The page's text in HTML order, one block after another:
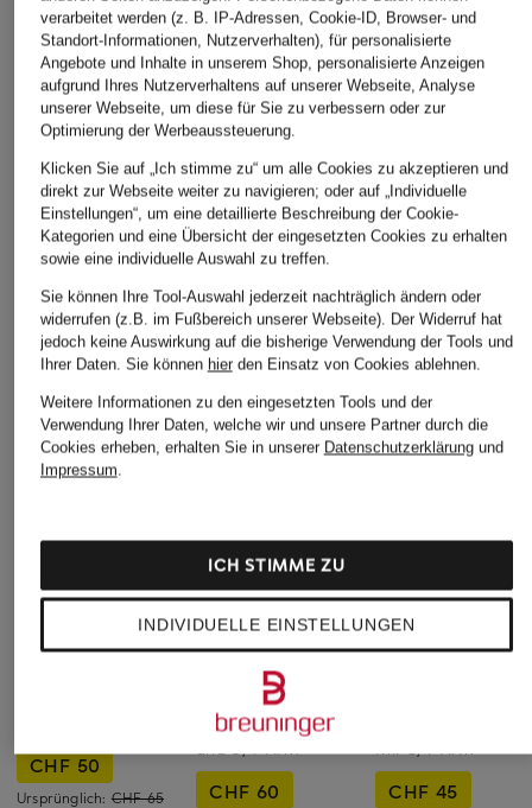
CHF 50
Ursprünglich: CHF 65
Pullover mit Leinen
und 3/4-Arm
CHF 60
mit 3/4-Arm
CHF 45
verarbeitet werden (z. B. IP-Adressen, Cookie-ID, Browser- und
Standort-Informationen, Nutzerverhalten), für personalisierte
Angebote und Inhalte in unserem Shop, personalisierte Anzeigen
aufgrund Ihres Nutzerverhaltens auf unserer Webseite, Analyse
unserer Webseite, um diese für Sie zu verbessern oder zur
Optimierung der Werbeaussteuerung.
Klicken Sie auf „Ich stimme zu“ um alle Cookies zu akzeptieren und
direkt zur Webseite weiter zu navigieren; oder auf „Individuelle
Einstellungen“, um eine detaillierte Beschreibung der Cookie-
Kategorien und eine Übersicht der eingesetzten Cookies zu erhalten
sowie eine individuelle Auswahl zu treffen.
Sie können Ihre Tool-Auswahl jederzeit nachträglich ändern oder
widerrufen (z.B. im Fußbereich unserer Webseite). Der Widerruf hat
jedoch keine Auswirkung auf die bisherige Verwendung der Tools und
Ihrer Daten. Sie können hierden Einsatz von Cookies ablehnen.
Weitere Informationen zu den eingesetzten Tools und der
Verwendung Ihrer Daten, welche wir und unsere Partner durch die
Cookies erheben, erhalten Sie in unserer Datenschutzerklärungund
Impressum.
INDIVIDUELLE EINSTELLUNGEN
ICH STIMME ZU